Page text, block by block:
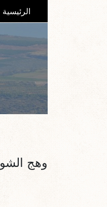
الرئيسية
وهج